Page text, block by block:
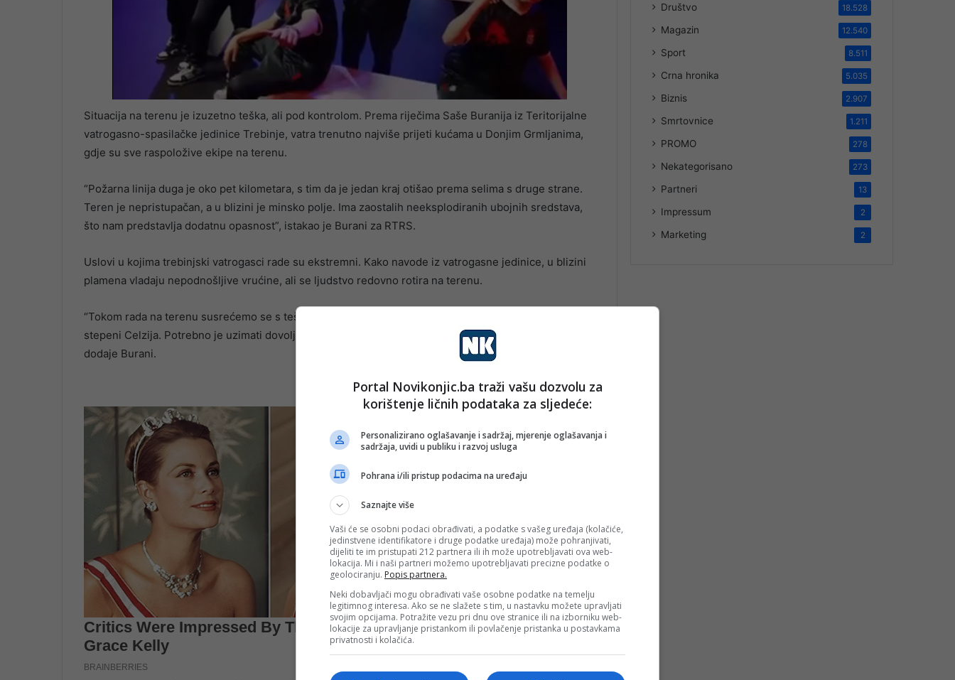
Situacija na terenu je izuzetno teška, ali pod kontrolom. Prema riječima Saše Buranija iz Teritorijalne
vatrogasno-spasilačke jedinice Trebinje, vatra trenutno najviše prijeti kućama u Donjim Grmljanima,
gdje su sve raspoložive ekipe na terenu.
“Požarna linija duga je oko pet kilometara, s tim da je jedan kraj otišao prema selima s druge strane.
Teren je nepristupačan, a u blizini je minsko polje. Ima zaostalih neeksplodiranih ubojnih sredstava,
što nam predstavlja dodatnu opasnost”, istakao je Burani za RTRS.
Uslovi u kojima trebinjski vatrogasci rade su ekstremni. Kako navode iz vatrogasne jedinice, u blizini
plamena vladaju nepodnošljive vrućine, ali se ljudstvo redovno rotira na terenu.
“Tokom rada na terenu susrećemo se s teškim situacijama, temperature blizu vatre dostižu i do 70
stepeni Celzija. Potrebno je uzimati dovoljno tečnosti, ali izdržavamo. Mijenjamo se na terenu”,
dodaje Burani.
Društvo 18.528
Magazin 12.540
Sport 8.511
Crna hronika 5.035
Biznis 2.907
Smrtovnice 1.211
PROMO 278
Nekategorisano 273
Partneri 13
Impressum 2
Marketing 2
Portal Novikonjic.ba traži vašu dozvolu za
korištenje ličnih podataka za sljedeće:
Personalizirano oglašavanje i sadržaj, mjerenje oglašavanja i
sadržaja, uvidi u publiku i razvoj usluga
Pohrana i/ili pristup podacima na uređaju
Saznajte više
Vaši će se osobni podaci obrađivati, a podatke s vašeg uređaja (kolačiće,
jedinstvene identifikatore i druge podatke uređaja) može pohranjivati,
dijeliti te im pristupati 212 partnera ili ih može upotrebljavati ova web-
lokacija. Mi i naši partneri možemo upotrebljavati precizne podatke o
geolociranju. Popis partnera.
Neki dobavljači mogu obrađivati vaše osobne podatke na temelju
legitimnog interesa. Ako se ne slažete s tim, u nastavku možete upravljati
svojim opcijama. Potražite vezu pri dnu ove stranice ili na izborniku web-
lokacije za upravljanje pristankom ili povlačenje pristanka u postavkama
privatnosti i kolačića.